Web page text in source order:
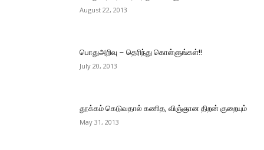
August 22, 2013
பொதுஅறிவு – தெரிந்து கொள்ளுங்கள்!!
July 20, 2013
தூக்கம் கெடுவதால் கணித, விஞ்ஞான திறன் குறையும்
May 31, 2013